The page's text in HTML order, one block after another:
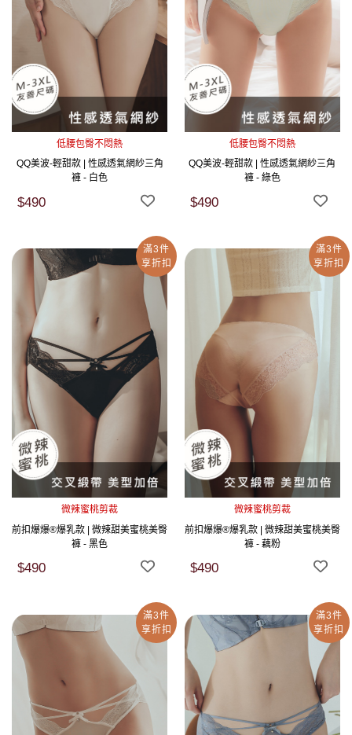
低腰包臀不悶熱
QQ美波-輕甜款 | 性感透氣網紗三角
褲 - 白色
$490
低腰包臀不悶熱
QQ美波-輕甜款 | 性感透氣網紗三角
褲 - 綠色
$490
滿3件
享折扣
微辣蜜桃剪裁
前扣爆爆®爆乳款 | 微辣甜美蜜桃美臀
褲 - 黑色
$490
滿3件
享折扣
微辣蜜桃剪裁
前扣爆爆®爆乳款 | 微辣甜美蜜桃美臀
褲 - 藕粉
$490
滿3件
享折扣
滿3件
享折扣